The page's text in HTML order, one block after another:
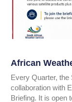
African
Every Quarter, the
collaboration with
Briefing. It is open